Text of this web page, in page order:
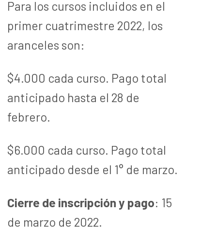
Para los cursos incluidos en el
primer cuatrimestre 2022, los
aranceles son:
$4.000 cada curso. Pago total
anticipado hasta el 28 de
febrero.
$6.000 cada curso. Pago total
anticipado desde el 1° de marzo.
Cierre de inscripción y pago: 15
de marzo de 2022.